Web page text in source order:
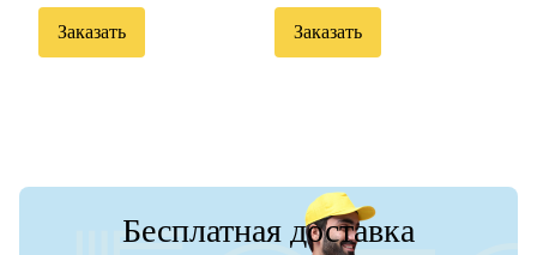
Заказать Заказать
Бесплатная доставка